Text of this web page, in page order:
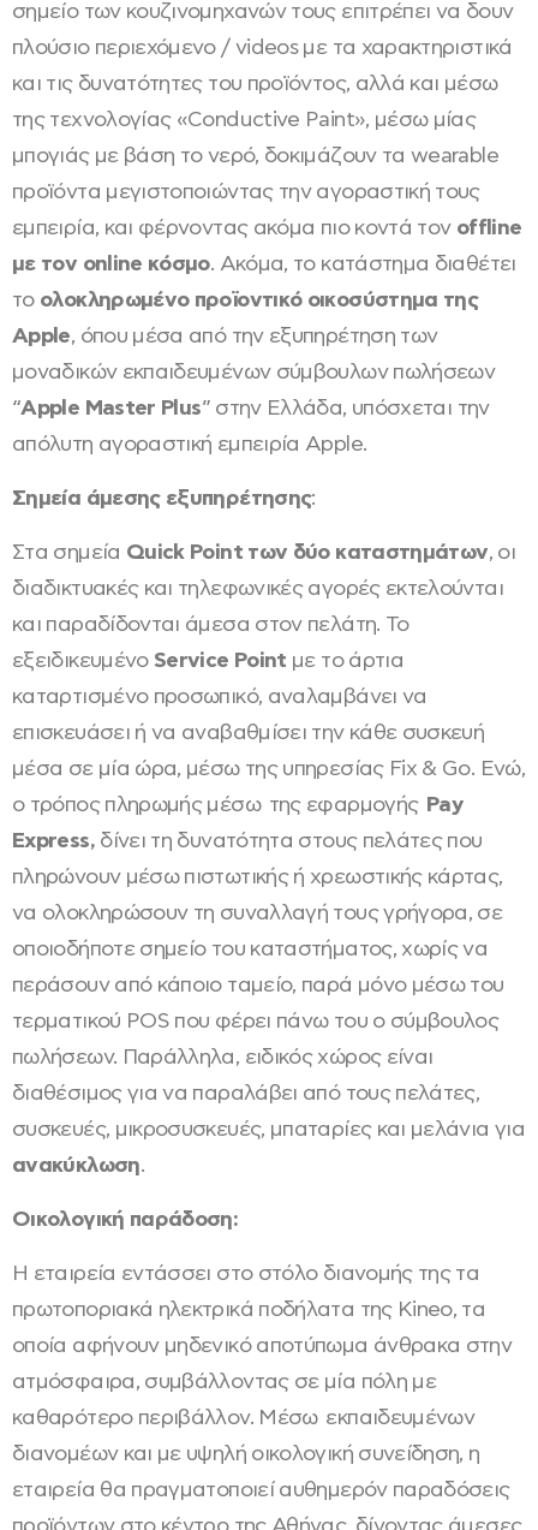
σημείο των κουζινομηχανών τους επιτρέπει να δουν
πλούσιο περιεχόμενο / videos με τα χαρακτηριστικά
και τις δυνατότητες του προϊόντος, αλλά και μέσω
της τεχνολογίας «Conductive Paint», μέσω μίας
μπογιάς με βάση το νερό, δοκιμάζουν τα wearable
προϊόντα μεγιστοποιώντας την αγοραστική τους
εμπειρία, και φέρνοντας ακόμα πιο κοντά τον offline
με τον online κόσμο. Ακόμα, το κατάστημα διαθέτει
το ολοκληρωμένο προϊοντικό οικοσύστημα της
Apple, όπου μέσα από την εξυπηρέτηση των
μοναδικών εκπαιδευμένων σύμβουλων πωλήσεων
“Apple Master Plus” στην Ελλάδα, υπόσχεται την
απόλυτη αγοραστική εμπειρία Apple.
Σημεία άμεσης εξυπηρέτησης:
Στα σημεία Quick Point των δύο καταστημάτων, οι
διαδικτυακές και τηλεφωνικές αγορές εκτελούνται
και παραδίδονται άμεσα στον πελάτη. Το
εξειδικευμένοService Point με το άρτια
καταρτισμένο προσωπικό, αναλαμβάνει να
επισκευάσει ή να αναβαθμίσει την κάθε συσκευή
μέσα σε μία ώρα, μέσω της υπηρεσίας Fix & Go. Ενώ,
ο τρόπος πληρωμής μέσω της εφαρμογής Pay
Express,δίνει τη δυνατότητα στους πελάτες που
πληρώνουν μέσω πιστωτικής ή χρεωστικής κάρτας,
να ολοκληρώσουν τη συναλλαγή τους γρήγορα, σε
οποιοδήποτε σημείο του καταστήματος, χωρίς να
περάσουν από κάποιο ταμείο, παρά μόνο μέσω του
τερματικού POS που φέρει πάνω του ο σύμβουλος
πωλήσεων. Παράλληλα, ειδικός χώρος είναι
διαθέσιμος για να παραλάβει από τους πελάτες,
συσκευές, μικροσυσκευές, μπαταρίες και μελάνια για
ανακύκλωση.
Οικολογική παράδοση:
Η εταιρεία εντάσσει στο στόλο διανομής της τα
πρωτοποριακά ηλεκτρικά ποδήλατα της Kineo, τα
οποία αφήνουν μηδενικό αποτύπωμα άνθρακα στην
ατμόσφαιρα, συμβάλλοντας σε μία πόλη με
καθαρότερο περιβάλλον. Μέσω εκπαιδευμένων
διανομέων και με υψηλή οικολογική συνείδηση, η
εταιρεία θα πραγματοποιεί αυθημερόν παραδόσεις